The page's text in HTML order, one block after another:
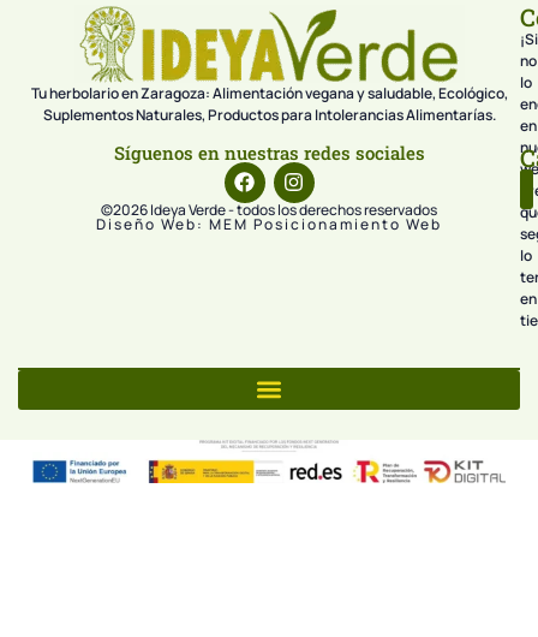
Tu herbolario en Zaragoza: Alimentación vegana y saludable, Ecológico,
Suplementos Naturales, Productos para Intolerancias Alimentarías.
Síguenos en nuestras redes sociales
©2026 Ideya Verde - todos los derechos reservados
Diseño Web: MEM Posicionamiento Web
¡Si
no
lo
en
lo
en